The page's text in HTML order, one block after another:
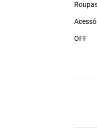
OFF